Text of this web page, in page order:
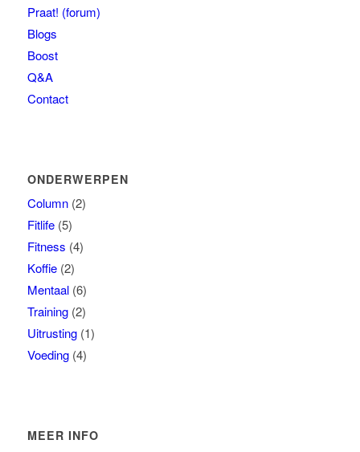
Praat! (forum)
Blogs
Boost
Q&A
Contact
ONDERWERPEN
Column(2)
Fitlife(5)
Fitness (4)
Koffie(2)
Mentaal(6)
Training(2)
Uitrusting(1)
Voeding(4)
MEER INFO